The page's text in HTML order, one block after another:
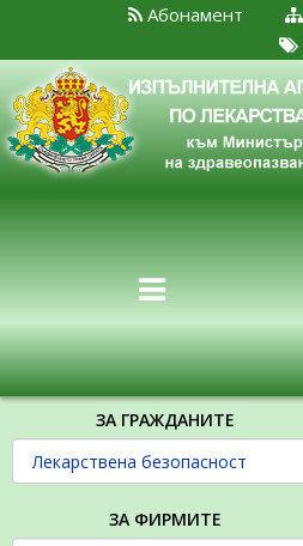
Абонамент
ЗА ГРАЖДАНИТЕ
ЗА ФИРМИТЕ